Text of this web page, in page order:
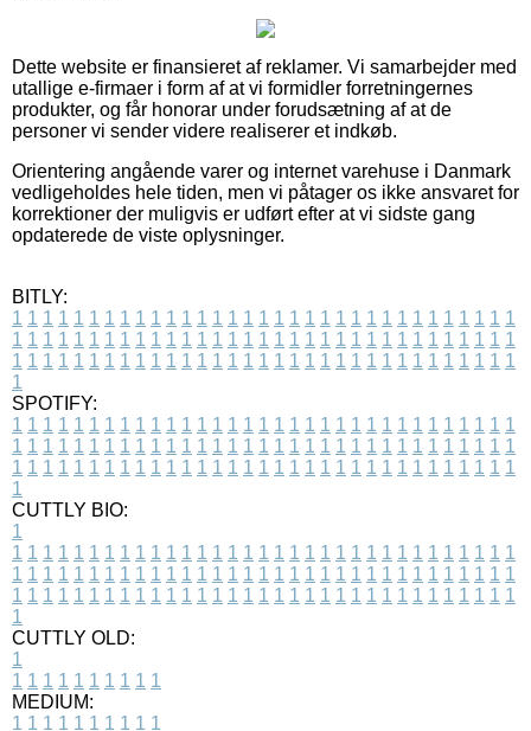
Dette website er finansieret af reklamer. Vi samarbejder med
utallige e-firmaer i form af at vi formidler forretningernes
produkter, og får honorar under forudsætning af at de
personer vi sender videre realiserer et indkøb.
Orientering angående varer og internet varehuse i Danmark
vedligeholdes hele tiden, men vi påtager os ikke ansvaret for
korrektioner der muligvis er udført efter at vi sidste gang
opdaterede de viste oplysninger.
BITLY:
1 1 1 1 1 1 1 1 1 1 1 1 1 1 1 1 1 1 1 1 1 1 1 1 1 1 1 1 1 1 1 1 1
1 1 1 1 1 1 1 1 1 1 1 1 1 1 1 1 1 1 1 1 1 1 1 1 1 1 1 1 1 1 1 1 1
1 1 1 1 1 1 1 1 1 1 1 1 1 1 1 1 1 1 1 1 1 1 1 1 1 1 1 1 1 1 1 1 1
1
SPOTIFY:
1 1 1 1 1 1 1 1 1 1 1 1 1 1 1 1 1 1 1 1 1 1 1 1 1 1 1 1 1 1 1 1 1
1 1 1 1 1 1 1 1 1 1 1 1 1 1 1 1 1 1 1 1 1 1 1 1 1 1 1 1 1 1 1 1 1
1 1 1 1 1 1 1 1 1 1 1 1 1 1 1 1 1 1 1 1 1 1 1 1 1 1 1 1 1 1 1 1 1
1
CUTTLY BIO:
1
1 1 1 1 1 1 1 1 1 1 1 1 1 1 1 1 1 1 1 1 1 1 1 1 1 1 1 1 1 1 1 1 1
1 1 1 1 1 1 1 1 1 1 1 1 1 1 1 1 1 1 1 1 1 1 1 1 1 1 1 1 1 1 1 1 1
1 1 1 1 1 1 1 1 1 1 1 1 1 1 1 1 1 1 1 1 1 1 1 1 1 1 1 1 1 1 1 1 1
1
CUTTLY OLD:
1
1 1 1 1 1 1 1 1 1 1
MEDIUM:
1 1 1 1 1 1 1 1 1 1